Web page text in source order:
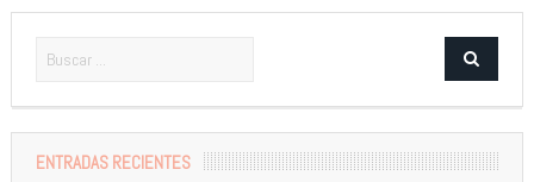
ENTRADAS RECIENTES